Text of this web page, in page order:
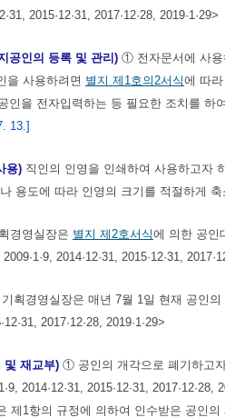
2015·12·31, 2017·12·28, 2019·1·29>
공인의 등록 및 관리) ① 전자문서에 사용
을 사용하려면 별지 제1호의2서식에 따
인을 전자입력하는 등 필요한 조치를 하
13.]
용) 직인의 인영을 인쇄하여 사용하고자
용도에 따라 인영의 크기를 적절하게
경영실장은 별지 제2호서식에 의한 공인
2014·12·31, 2015·12·31,
기획경영실장은 매년 7월 1일 현재 공인
2017·12·28, 2019·1·29>
및 재교부) ① 공인의 개각으로 폐기하고
2014·12·31, 2015·12·31, 2017·12·28,
제1항의 규정에 의하여 인수받은 공인